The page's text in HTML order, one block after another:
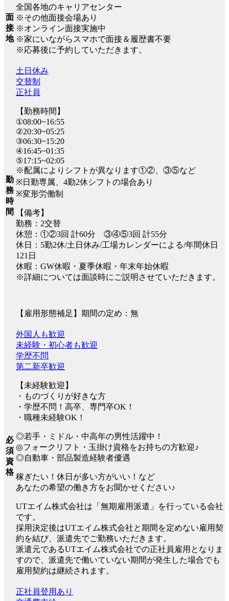
面
接
地
全国各地のキャリアセンター
※その他面接会場あり
※オンライン面接実施中
※家にいながらスマホで面接＆履歴書不要
※応募後に予約していただきます。
勤
務
時
間
土日休み
交替制
正社員
【勤務時間】
①08:00~16:55
②20:30~05:25
③06:30~15:20
④16:45~01:35
⑤17:15~02:05
※配属によりシフトが異なります①②、③⑤など
※日勤専属、4勤2休シフトの場合あり
※変形労働制
【備考】
勤務：2交替
休憩：①②3回 計60分 ③④⑤3回 計55分
休日：5勤2休/土日休み/工場カレンダーによる/年間休日
121日
休暇：GW休暇・夏季休暇・年末年始休暇
※詳細については面談時にご説明させていただきます。
【雇用形態補足】期間の定め：無
必
須
資
格
外国人も歓迎
未経験・初心者も歓迎
学歴不問
第二新卒歓迎
【未経験歓迎】
・ものづくりが好きな方
・学歴不問！高卒、専門卒OK！
・職種未経験OK！
◎若手・ミドル・中高年の男性活躍中！
◎フォークリフト・玉掛け資格をお持ちの方歓迎♪
◎自動車・部品製造経験者優遇
稼ぎたい！休日が多い方がいい！など
あなたの希望の働き方をお聞かせください♪
UTエイム株式会社は「無期雇用派遣」を行っている会社
です。
採用決定後はUTエイム株式会社と期間を定めない雇用契
約を結び、派遣先でご勤務いただきます。
派遣元であるUTエイム株式会社での正社員雇用となりま
すので、派遣先で働いていない期間が発生した場合でも
雇用契約は継続されます。
正社員登用あり